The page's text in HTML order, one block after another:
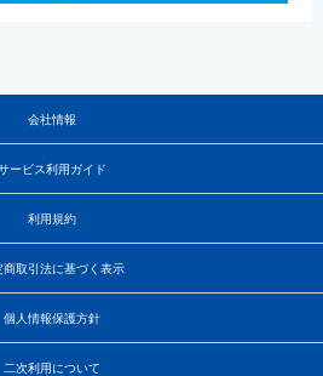
会社情報
ービス利用ガイド
利用規約
商取引法に基づく表示
個人情報保護方針
二次利用について